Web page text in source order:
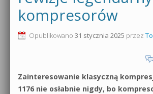
Produkcja muzyczna od podstaw
Dubstep z syntezatorem Massive
0dB.pl - informacje
Newsletter
kompresorów
Opublikowano 31 stycznia 2025 przez
Zainteresowanie klasyczną
1176 nie osłabnie nigdy, bo